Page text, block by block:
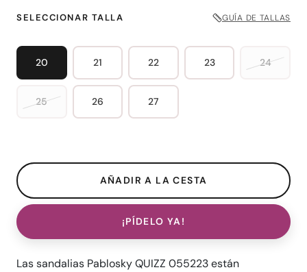
SELECCIONAR TALLA GUÍA DE TALLAS
20 21 22 23 24
25 26 27
¡PÍDELO YA!
Las sandalias Pablosky QUIZZ 055223 están